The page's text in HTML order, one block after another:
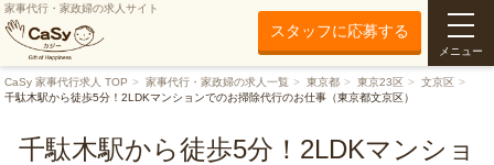
家事代行・家政婦の求人サイト
スタッフに応募する
メニュー
CaSy 家事代行求人 TOP 家事代行・家政婦の求人一覧 東京都 東京23区
文京区
千駄木駅から徒歩5分！2LDKマンションでのお掃除代行のお仕事（東京都文京区）
千駄木駅から徒歩5分！2LDKマンショ